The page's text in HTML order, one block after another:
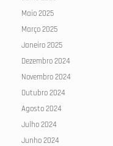
Maio 2025
Março 2025
Janeiro 2025
Dezembro 2024
Novembro 2024
Outubro 2024
Agosto 2024
Julho 2024
Junho 2024